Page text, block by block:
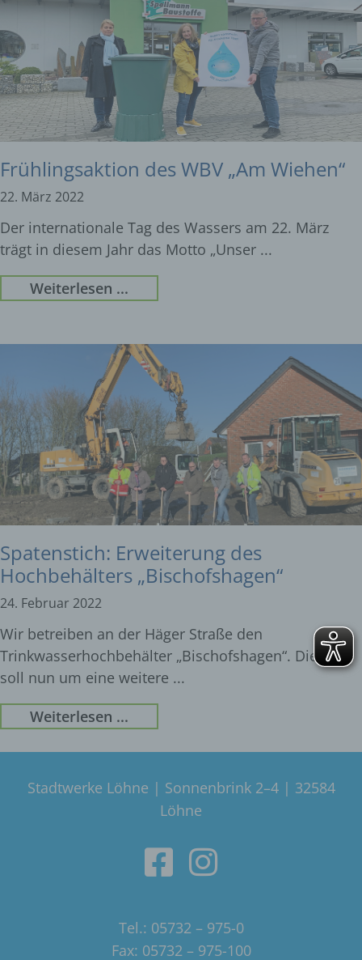
Frühlingsaktion des WBV „Am Wiehen“
22. März 2022
Der internationale Tag des Wassers am 22. März
trägt in diesem Jahr das Motto „Unser
Weiterlesen ...
Spatenstich: Erweiterung des
Hochbehälters „Bischofshagen“
24. Februar 2022
Wir betreiben an der Häger Straße den
Trinkwasserhochbehälter „Bischofshagen“. Dieser
soll nun um eine weitere
Weiterlesen ...
Stadtwerke Löhne | Sonnenbrink 2–4 | 32584
Löhne
Tel.: 05732 – 975-0
Fax: 05732 – 975-100